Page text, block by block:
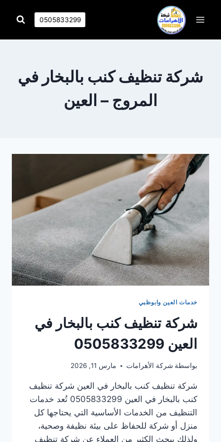
0505833299
شركة تنظيف كنب بالبخار في
المروج – العين
خدمات العين وابوظبي
شركة تنظيف كنب بالبخار في
العين 0505833299
بواسطة شركة الأهرامات مارس 11, 2026
شركة تنظيف كنب بالبخار في العين شركة تنظيف
كنب بالبخار في العين 0505833299 تُعد خدمات
التنظيف من الخدمات الأساسية التي يحتاجها كل
منزل أو شركة للحفاظ على بيئة نظيفة وصحية،
ولذلك يبحث الكثير من العملاء عن شركة تنظيف